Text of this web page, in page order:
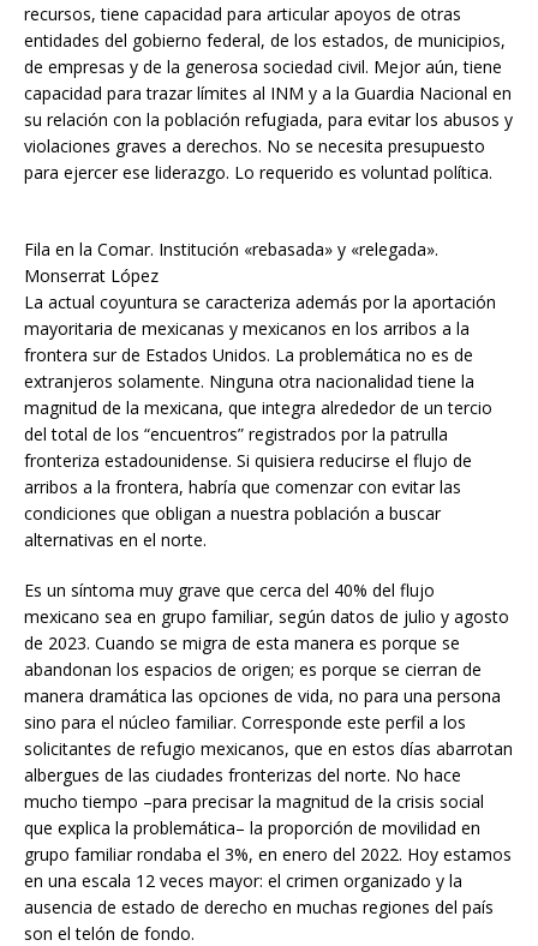
recursos, tiene capacidad para articular apoyos de otras
entidades del gobierno federal, de los estados, de municipios,
de empresas y de la generosa sociedad civil. Mejor aún, tiene
capacidad para trazar límites al INM y a la Guardia Nacional en
su relación con la población refugiada, para evitar los abusos y
violaciones graves a derechos. No se necesita presupuesto
para ejercer ese liderazgo. Lo requerido es voluntad política.
Fila en la Comar. Institución «rebasada» y «relegada».
Monserrat López
La actual coyuntura se caracteriza además por la aportación
mayoritaria de mexicanas y mexicanos en los arribos a la
frontera sur de Estados Unidos. La problemática no es de
extranjeros solamente. Ninguna otra nacionalidad tiene la
magnitud de la mexicana, que integra alrededor de un tercio
del total de los “encuentros” registrados por la patrulla
fronteriza estadounidense. Si quisiera reducirse el flujo de
arribos a la frontera, habría que comenzar con evitar las
condiciones que obligan a nuestra población a buscar
alternativas en el norte.
Es un síntoma muy grave que cerca del 40% del flujo
mexicano sea en grupo familiar, según datos de julio y agosto
de 2023. Cuando se migra de esta manera es porque se
abandonan los espacios de origen; es porque se cierran de
manera dramática las opciones de vida, no para una persona
sino para el núcleo familiar. Corresponde este perfil a los
solicitantes de refugio mexicanos, que en estos días abarrotan
albergues de las ciudades fronterizas del norte. No hace
mucho tiempo –para precisar la magnitud de la crisis social
que explica la problemática– la proporción de movilidad en
grupo familiar rondaba el 3%, en enero del 2022. Hoy estamos
en una escala 12 veces mayor: el crimen organizado y la
ausencia de estado de derecho en muchas regiones del país
son el telón de fondo.